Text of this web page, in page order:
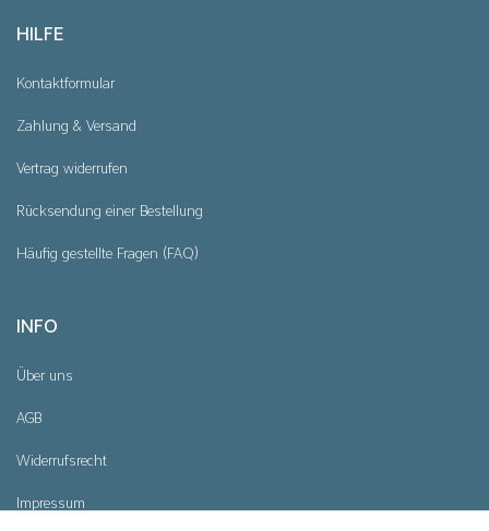
HILFE
Kontaktformular
Zahlung & Versand
Vertrag widerrufen
Rücksendung einer Bestellung
Häufig gestellte Fragen (FAQ)
INFO
Über uns
AGB
Widerrufsrecht
Impressum